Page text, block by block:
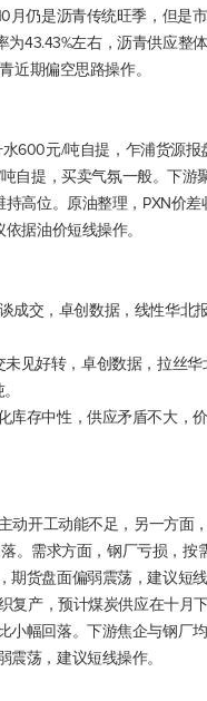
月仍是沥青传统旺季，但是
43.43%左右，沥青供应整
近期偏空思路操作。
600元/吨自提，乍浦货源报
自提，买卖气氛一般。下游
高位。原油整理，PXN价差
据油价短线操作。
成交，卓创数据，线性华北
未见好转，卓创数据，拉丝
库存中性，供应矛盾不大，
动开工动能不足，另一方面
。需求方面，钢厂亏损，按
货盘面偏弱震荡，建议短线
复产，预计煤炭供应在十月
小幅回落。下游焦企与钢厂
荡，建议短线操作。